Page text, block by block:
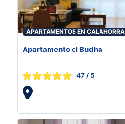
APARTAMENTOS EN CALAHORRA
Apartamento el Budha
47 / 5